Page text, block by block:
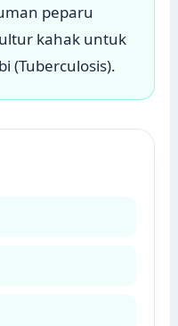
peparu
kahak untuk
(Tuberculosis).